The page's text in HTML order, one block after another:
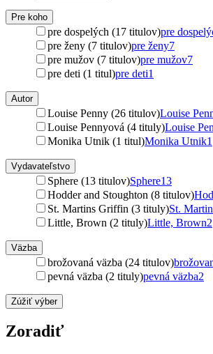
Pre koho
pre dospelých (17 titulov)pre
pre ženy (7 titulov)pre ženy7
pre mužov (7 titulov)pre mužov7
pre deti (1 titul)pre deti1
Autor
Louise Penny (26 titulov)Louise
Louise Pennyová (4 tituly)Louise
Monika Utnik (1 titul)Monika Utnik1
Vydavateľstvo
Sphere (13 titulov)Sphere13
Hodder and Stoughton (8 titulov)
St. Martins Griffin (3 tituly)St.
Little, Brown (2 tituly)Little, Brown2
Väzba
brožovaná väzba (24 titulov)
pevná väzba (2 tituly)pevná väzba2
Zúžiť výber
Zoradiť